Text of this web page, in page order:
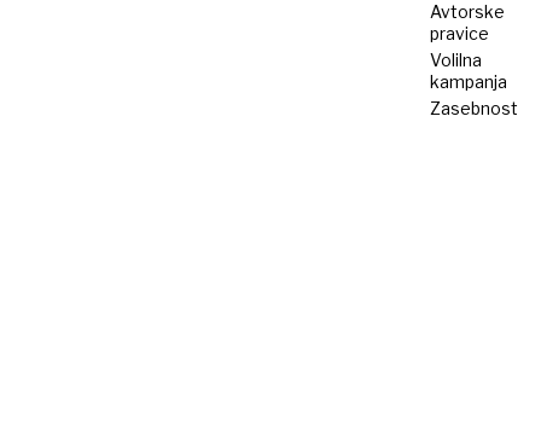
Avtorske
pravice
Volilna
kampanja
Zasebnost